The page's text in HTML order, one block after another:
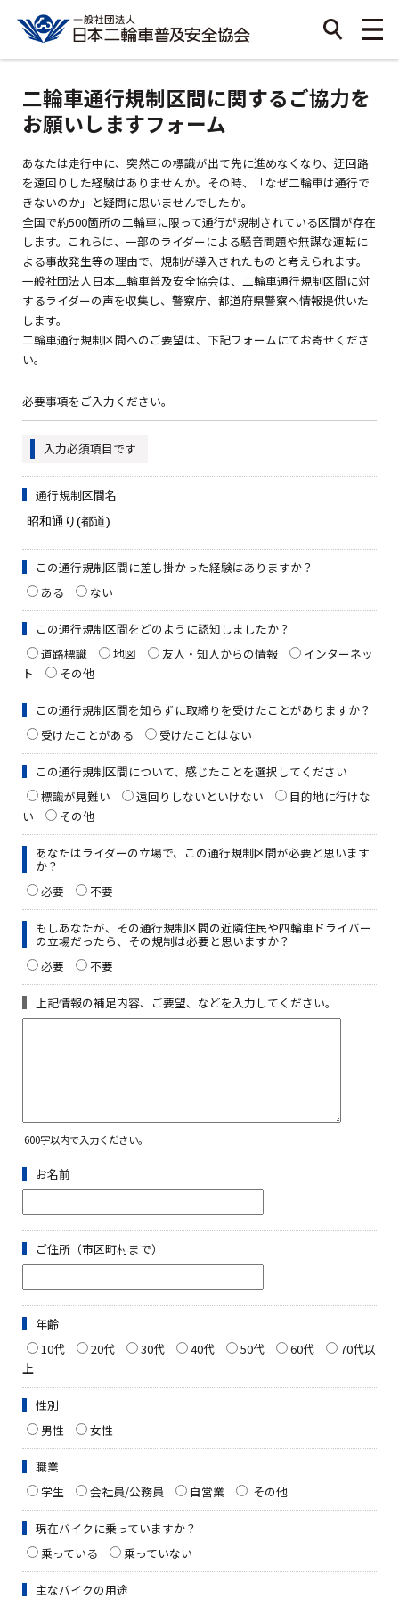
二輪車通行規制区間に関するご協力を
お願いしますフォーム
あなたは走行中に、突然この標識が出て先に進めなくなり、迂回路
を遠回りした経験はありませんか。その時、「なぜ二輪車は通行で
きないのか」と疑問に思いませんでしたか。
全国で約500箇所の二輪車に限って通行が規制されている区間が存在
します。これらは、一部のライダーによる騒音問題や無謀な運転に
よる事故発生等の理由で、規制が導入されたものと考えられます。
一般社団法人日本二輪車普及安全協会は、二輪車通行規制区間に対
するライダーの声を収集し、警察庁、都道府県警察へ情報提供いた
します。
二輪車通行規制区間へのご要望は、下記フォームにてお寄せくださ
い。
必要事項をご入力ください。
入力必須項目です
通行規制区間名
この通行規制区間に差し掛かった経験はありますか？
ある
ない
この通行規制区間をどのように認知しましたか？
道路標識
地図 友人・知人からの情報
インターネッ
ト
その他
この通行規制区間を知らずに取締りを受けたことがありますか？
受けたことがある
受けたことはない
この通行規制区間について、感じたことを選択してください
標識が見難い
遠回りしないといけない
目的地に行けな
い
その他
あなたはライダーの立場で、この通行規制区間が必要と思います
か？
必要
不要
もしあなたが、その通行規制区間の近隣住民や四輪車ドライバー
の立場だったら、その規制は必要と思いますか？
必要
不要
上記情報の補足内容、ご要望、などを入力してください。
600字以内で入力ください。
お名前
ご住所（市区町村まで）
年齢
10代
20代 30代 40代 50代 60代
70代以
上
性別
男性
女性
職業
学生
会社員/公務員 自営業 その他
現在バイクに乗っていますか？
乗っている
乗っていない
主なバイクの用途